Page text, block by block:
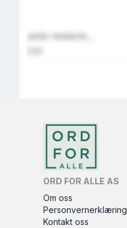
Laster relaterte...
ORD FOR ALLE AS
Om oss
Personvernerklæring
Kontakt oss